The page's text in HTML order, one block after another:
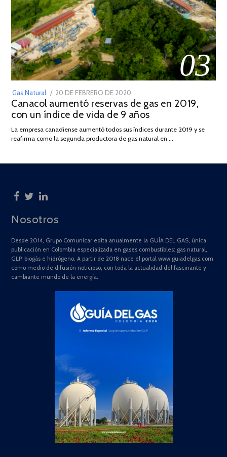
03
Gas Natural
POSTED
ON
20 DE FEBRERO DE 2020
DE
JULIO
2025
Canacol aumentó reservas de gas en 2019,
con un índice de vida de 9 años
La empresa canadiense aumentó todos sus índices durante 2019 y se
reafirma como la segunda productora de gas natural en …
Nosotros
Desde 2014, Grupo Comunicar edita anualmente la GUÍA DEL GAS, única
publicación en Colombia especializada en gases combustibles: gas natural,
GLP, biogás e hidrógeno. A partir de 2018 nace el portal www.guiadelgas.com
como medio de difusión noticioso, con toda la actualidad del fascinante y
cambiante mundo de la energía.